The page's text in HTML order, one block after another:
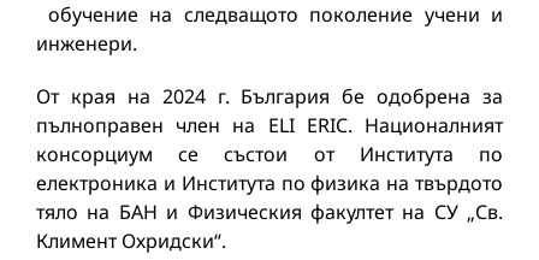
обучение на следващото поколение учени и
инженери.
От края на 2024 г. България бе одобрена за
пълноправен член на ELI ERIC. Националният
консорциум се състои от Института по
електроника и Института по физика на твърдото
тяло на БАН и Физическия факултет на СУ „Св.
Климент Охридски“.